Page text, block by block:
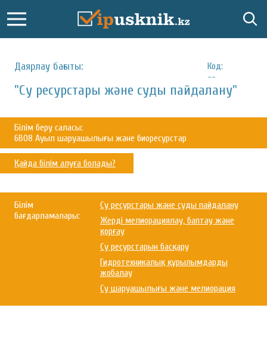
Даярлау бағыты:
Код:
--
"Су ресурстары және суды пайдалану"
Білім беру саласы:
6B08 Ауыл шаруашылығы және биоресурстар
Қайда білім алуға болады?
Білім
бағдарламалары:
Су ресурстары және суды пайдалану
Жерді мелиорациялау, баптау және
қорғау
Су ресурстарын басқару
Гидротехникалық құрылымдарды
жобалау
Су шаруашылығы және мелиорация